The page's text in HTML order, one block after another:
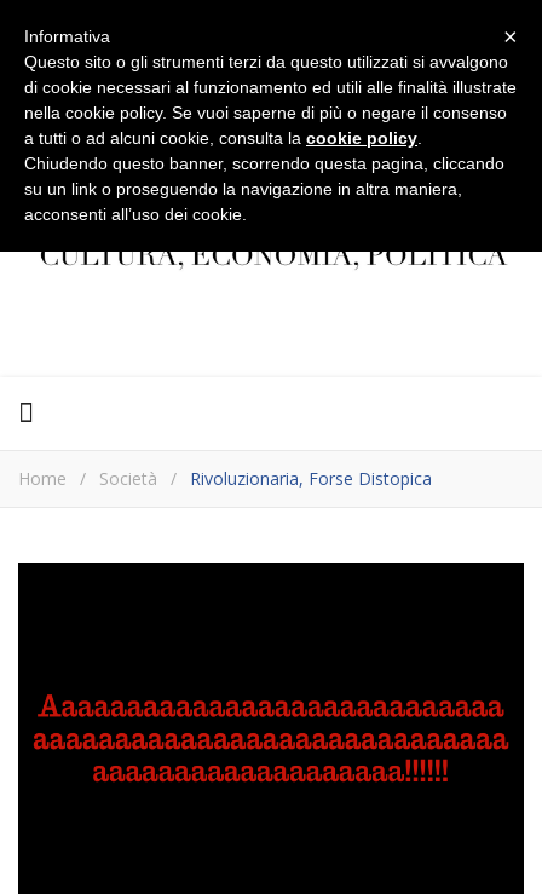
Home / Società / Rivoluzionaria, Forse Distopica
×
Informativa
Questo sito o gli strumenti terzi da questo utilizzati si avvalgono
di cookie necessari al funzionamento ed utili alle finalità illustrate
nella cookie policy. Se vuoi saperne di più o negare il consenso
a tutti o ad alcuni cookie, consulta la cookie policy
Chiudendo questo banner, scorrendo questa pagina, cliccando
su un link o proseguendo la navigazione in altra maniera,
acconsenti all’uso dei cookie.